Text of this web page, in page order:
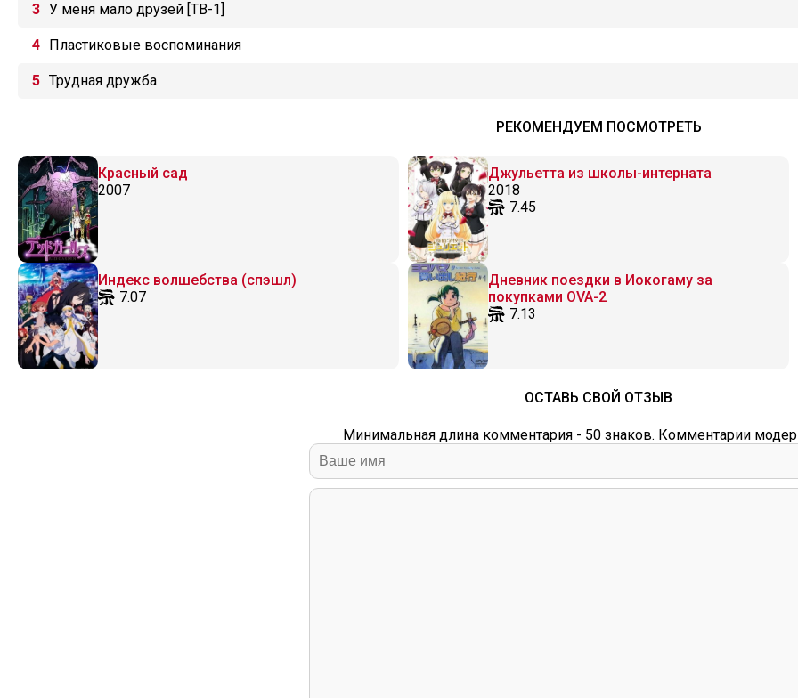
У меня мало друзей [ТВ-1]
Пластиковые воспоминания
Трудная дружба
РЕКОМЕНДУЕМ ПОСМОТРЕТЬ
Красный сад
2007
Джульетта из школы-интерната
2018
7.45
Индекс волшебства (спэшл)
7.07
Дневник поездки в Иокогаму за
покупками OVA-2
7.13
ОСТАВЬ СВОЙ ОТЗЫВ
Минимальная длина комментария - 50 знаков. Комментарии